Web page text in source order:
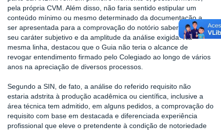
pela própria CVM. Além disso, não faria sentido estipular um
conteúdo mínimo ou mesmo determinado da documentação a
ser apresentada para a comprovação do notório saber, diante de
seu caráter subjetivo e da amplitude da análise exigida. Na
mesma linha, destacou que o Guia não teria o alcance de
revogar entendimento firmado pelo Colegiado ao longo de vários
anos na apreciação de diversos processos.
Segundo a SIN, de fato, a análise do referido requisito não
estaria adstrita à produção acadêmica ou científica, inclusive a
área técnica tem admitido, em alguns pedidos, a comprovação do
requisito com base em destacada e diferenciada experiência
profissional que eleve o pretendente à condição de notoriedade